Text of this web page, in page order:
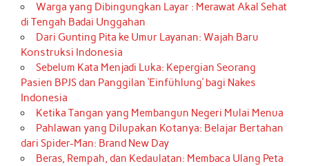
Warga yang Dibingungkan Layar : Merawat Akal Sehat
di Tengah Badai Unggahan
Dari Gunting Pita ke Umur Layanan: Wajah Baru
Konstruksi Indonesia
Sebelum Kata Menjadi Luka: Kepergian Seorang
Pasien BPJS dan Panggilan ‘Einfühlung’ bagi Nakes
Indonesia
Ketika Tangan yang Membangun Negeri Mulai Menua
Pahlawan yang Dilupakan Kotanya: Belajar Bertahan
dari Spider-Man: Brand New Day
Beras, Rempah, dan Kedaulatan: Membaca Ulang Peta